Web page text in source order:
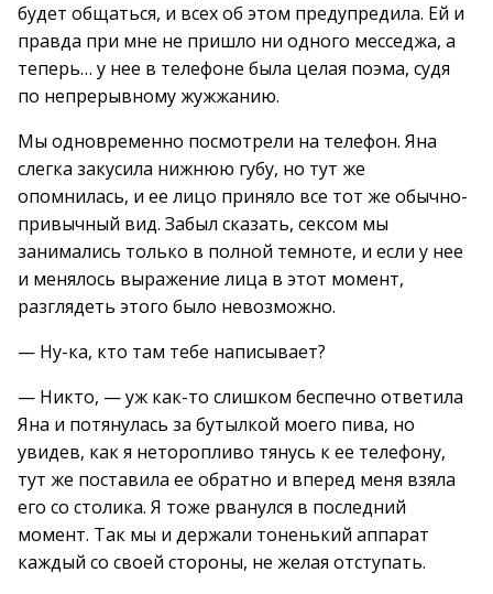
будет общаться, и всех об этом предупредила. Ей и
правда при мне не пришло ни одного месседжа, а
теперь… у нее в телефоне была целая поэма, судя
по непрерывному жужжанию.
Мы одновременно посмотрели на телефон. Яна
слегка закусила нижнюю губу, но тут же
опомнилась, и ее лицо приняло все тот же обычно-
привычный вид. Забыл сказать, сексом мы
занимались только в полной темноте, и если у нее
и менялось выражение лица в этот момент,
разглядеть этого было невозможно.
— Ну-ка, кто там тебе написывает?
— Никто, — уж как-то слишком беспечно ответила
Яна и потянулась за бутылкой моего пива, но
увидев, как я неторопливо тянусь к ее телефону,
тут же поставила ее обратно и вперед меня взяла
его со столика. Я тоже рванулся в последний
момент. Так мы и держали тоненький аппарат
каждый со своей стороны, не желая отступать.